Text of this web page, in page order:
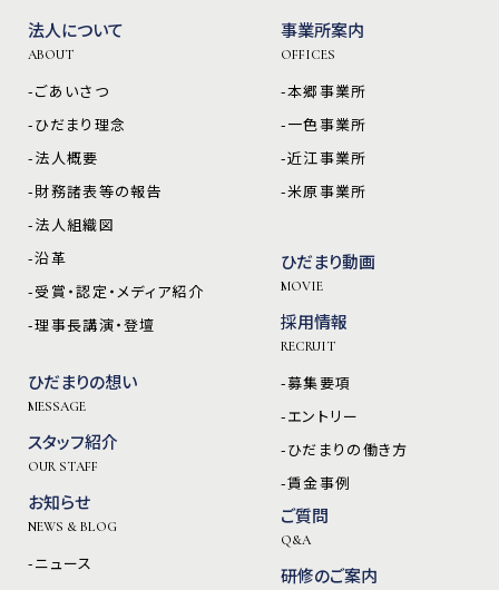
法人について
ABOUT
-ごあいさつ
-ひだまり理念
-法人概要
-財務諸表等の報告
-法人組織図
-沿革
-受賞・認定・メディア紹介
-理事長講演・登壇
ひだまりの想い
MESSAGE
スタッフ紹介
OUR STAFF
お知らせ
NEWS & BLOG
-ニュース
事業所案内
OFFICES
-本郷事業所
-一色事業所
-近江事業所
-米原事業所
ひだまり動画
MOVIE
採用情報
RECRUIT
-募集要項
-エントリー
-ひだまりの働き方
-賃金事例
ご質問
Q&A
研修のご案内